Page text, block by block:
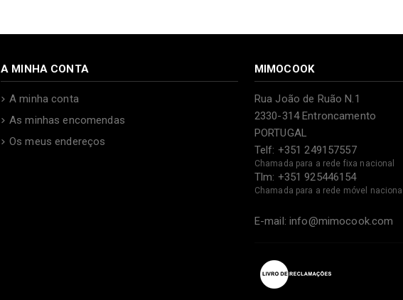
A MINHA CONTA
A minha conta
As minhas encomendas
Os meus endereços
MIMOCOOK
Rua João de Ruão N.1
2330-314 Entroncamento
PORTUGAL
Telf: +351 249157557
Chamada para a rede fixa nacional
Tlm: +351 925446154
Chamada para a rede móvel nacional
E-mail: info@mimocook.com